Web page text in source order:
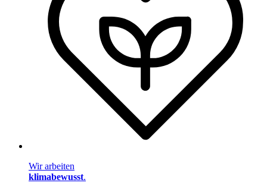
Wir arbeiten
klimabewusst.